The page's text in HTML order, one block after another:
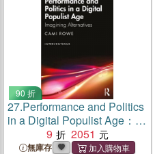
90 折
27.Performance and Politics
in a Digital Populist Age：
Imagining Alternatives
9 2051
無庫存